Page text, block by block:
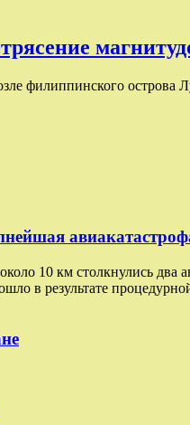
филиппинского
10 км столкнулись
в результате